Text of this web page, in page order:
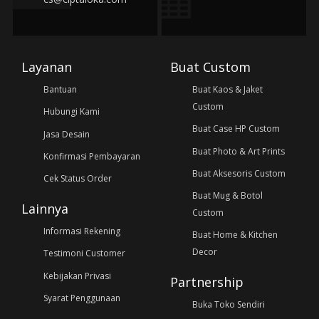
Layanan
Bantuan
Hubungi Kami
Jasa Desain
Konfirmasi Pembayaran
Cek Status Order
Lainnya
Informasi Rekening
Testimoni Customer
Kebijakan Privasi
Syarat Penggunaan
Buat Custom
Buat Kaos & Jaket
Custom
Buat Case HP Custom
Buat Photo & Art Prints
Buat Aksesoris Custom
Buat Mug & Botol
Custom
Buat Home & Kitchen
Decor
Partnership
Buka Toko Sendiri